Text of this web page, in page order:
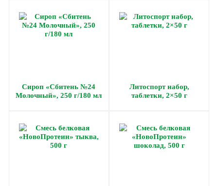
Сироп «Сбитень №24
Молочный», 250 г/180 мл
Литоспорт набор,
таблетки, 2×50 г